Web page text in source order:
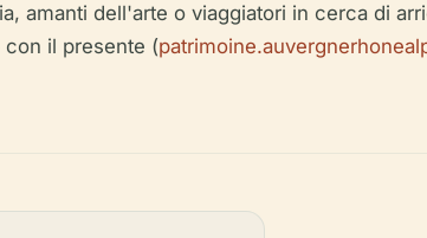
amanti dell'arte o viaggiatori in cerca di
il presente (